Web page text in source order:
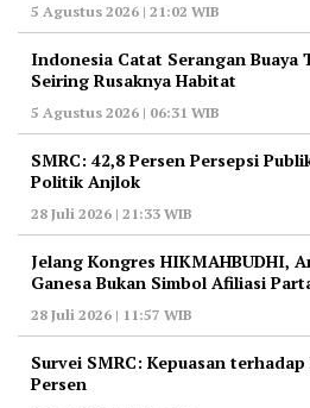
5 Agustus 2026 | 21:02 WIB
Indonesia Catat Serangan Buaya
Seiring Rusaknya Habitat
5 Agustus 2026 | 06:31 WIB
‎SMRC: 42,8 Persen Persepsi
Politik Anjlok
28 Juli 2026 | 21:33 WIB
‎Jelang Kongres HIKMAHBUDHI,
Ganesa Bukan Simbol Afiliasi
28 Juli 2026 | 11:57 WIB
‎Survei SMRC: Kepuasan
Persen